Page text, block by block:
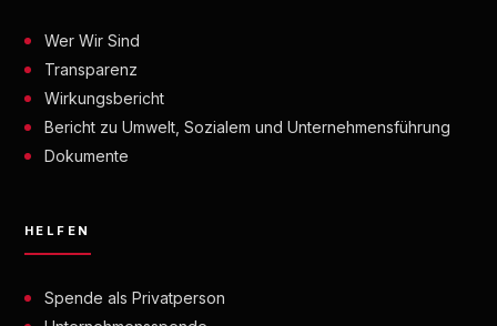
Wer Wir Sind
Transparenz
Wirkungsbericht
Bericht zu Umwelt, Sozialem und Unternehmensführung
Dokumente
HELFEN
Spende als Privatperson